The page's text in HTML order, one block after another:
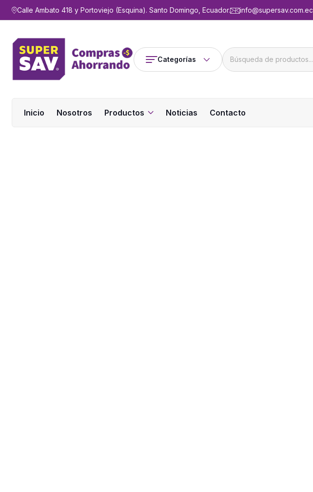
Calle Ambato 418 y Portoviejo (Esquina). Santo Domingo, Ecuador. info@supersav.com.ec
Categorías
Inicio Nosotros Productos Noticias Contacto